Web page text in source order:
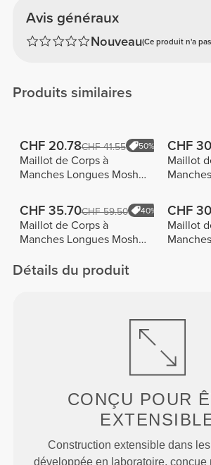
Avis généraux
Nouveau(Ce produit n'a
Produits similaires
CHF 20.78CHF 41.55 50%
Maillot de Corps à
Manches Longues Moshi
CHF
Maillot
CHF 35.70CHF 59.50 40%
Maillot de Corps à
Manches Longues Moshi
CHF
Maillot
Détails du produit
CONÇU POUR
Construction extensible dans
développée en laboratoire, conçue